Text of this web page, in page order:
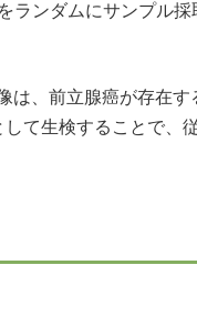
ンダムにサンプル
、前立腺癌が存在
て生検することで、